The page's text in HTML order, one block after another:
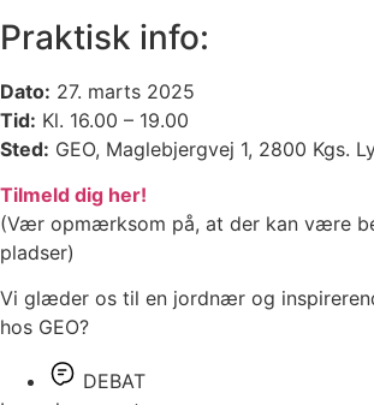
Praktisk info:
Dato: 27. marts 2025
Tid: Kl. 16.00 – 19.00
Sted: GEO, Maglebjergvej 1, 2800 Kgs.
Tilmeld dig her!
(Vær opmærksom på, at der kan være
pladser)
Vi glæder os til en jordnær og
hos GEO?
DEBAT